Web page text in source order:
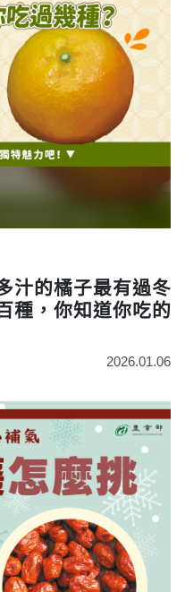
汁的橘子最有過冬
種，你知道你吃的
2026.01.06